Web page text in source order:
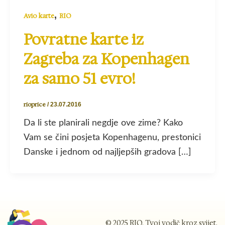
Avio karte, RIO
Povratne karte iz
Zagreba za Kopenhagen
za samo 51 evro!
rioprice /23.07.2016
Da li ste planirali negdje ove zime? Kako
Vam se čini posjeta Kopenhagenu, prestonici
Danske i jednom od najljepših gradova […]
© 2025 RIO. Tvoj vodič kroz svijet.